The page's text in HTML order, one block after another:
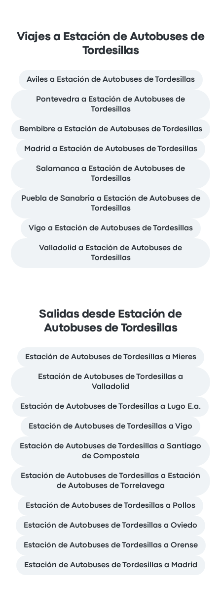
Viajes a Estación de Autobuses de
Tordesillas
Aviles a Estación de Autobuses de Tordesillas
Pontevedra a Estación de Autobuses de
Tordesillas
Bembibre a Estación de Autobuses de Tordesillas
Madrid a Estación de Autobuses de Tordesillas
Salamanca a Estación de Autobuses de
Tordesillas
Puebla de Sanabria a Estación de Autobuses de
Tordesillas
Vigo a Estación de Autobuses de Tordesillas
Valladolid a Estación de Autobuses de
Tordesillas
Salidas desde Estación de
Autobuses de Tordesillas
Estación de Autobuses de Tordesillas a Mieres
Estación de Autobuses de Tordesillas a
Valladolid
Estación de Autobuses de Tordesillas a Lugo E.a.
Estación de Autobuses de Tordesillas a Vigo
Estación de Autobuses de Tordesillas a Santiago
de Compostela
Estación de Autobuses de Tordesillas a Estación
de Autobuses de Torrelavega
Estación de Autobuses de Tordesillas a Pollos
Estación de Autobuses de Tordesillas a Oviedo
Estación de Autobuses de Tordesillas a Orense
Estación de Autobuses de Tordesillas a Madrid